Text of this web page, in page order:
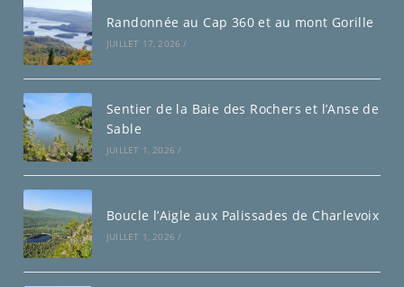
Randonnée au Cap 360 et au mont Gorille
JUILLET 17, 2026 /
Sentier de la Baie des Rochers et l’Anse de
Sable
JUILLET 1, 2026 /
Boucle l’Aigle aux Palissades de Charlevoix
JUILLET 1, 2026 /